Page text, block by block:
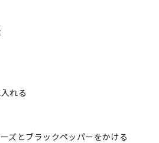
れる
ズとブラックペッパーをかける